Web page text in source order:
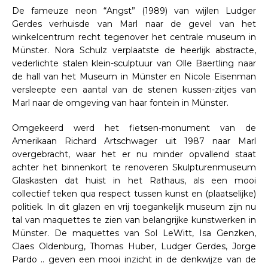
De fameuze neon “Angst” (1989) van wijlen Ludger
Gerdes verhuisde van Marl naar de gevel van het
winkelcentrum recht tegenover het centrale museum in
Münster. Nora Schulz verplaatste de heerlijk abstracte,
vederlichte stalen klein-sculptuur van Olle Baertling naar
de hall van het Museum in Münster en Nicole Eisenman
versleepte een aantal van de stenen kussen-zitjes van
Marl naar de omgeving van haar fontein in Münster.
Omgekeerd werd het fietsen-monument van de
Amerikaan Richard Artschwager uit 1987 naar Marl
overgebracht, waar het er nu minder opvallend staat
achter het binnenkort te renoveren Skulpturenmuseum
Glaskasten dat huist in het Rathaus, als een mooi
collectief teken qua respect tussen kunst en (plaatselijke)
politiek. In dit glazen en vrij toegankelijk museum zijn nu
tal van maquettes te zien van belangrijke kunstwerken in
Münster. De maquettes van Sol LeWitt, Isa Genzken,
Claes Oldenburg, Thomas Huber, Ludger Gerdes, Jorge
Pardo .. geven een mooi inzicht in de denkwijze van de